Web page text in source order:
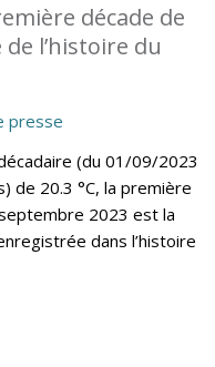
décade de
l’histoire du
presse
(du 01/09/2023
de 20.3 °C, la première
2023 est la
dans l’histoire